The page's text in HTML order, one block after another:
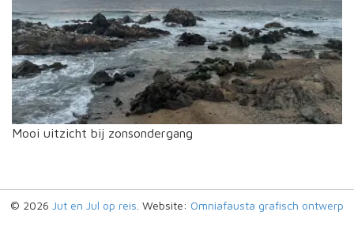
Mooi uitzicht bij zonsondergang
© 2026 Jut en Jul op reis . Website: Omniafausta grafisch ontwerp